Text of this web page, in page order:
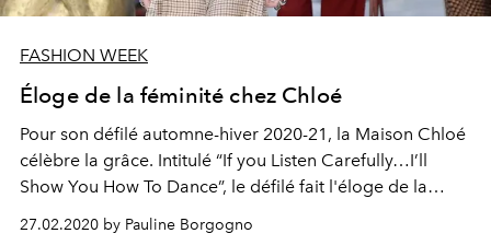
FASHION WEEK
Éloge de la féminité chez Chloé
Pour son défilé automne-hiver 2020-21, la Maison Chloé
célèbre la grâce. Intitulé “If you Listen Carefully…I’ll
Show You How To Dance”, le défilé fait l'éloge de la
27.02.2020 by Pauline Borgogno